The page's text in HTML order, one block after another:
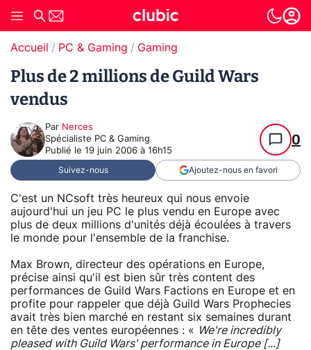
Accueil PC & Gaming Gaming
Plus de 2 millions de Guild Wars
vendus
Par Nerces
Spécialiste PC & Gaming
Publié le 19 juin 2006 à 16h15
0
Suivez-nous Ajoutez-nous en favori
C'est un NCsoft très heureux qui nous envoie
aujourd'hui un jeu PC le plus vendu en Europe avec
plus de deux millions d'unités déjà écoulées à travers
le monde pour l'ensemble de la franchise.
Max Brown, directeur des opérations en Europe,
précise ainsi qu'il est bien sûr très content des
performances de Guild Wars Factions en Europe et en
profite pour rappeler que déjà Guild Wars Prophecies
avait très bien marché en restant six semaines durant
en tête des ventes européennes : « We're incredibly
pleased with Guild Wars' performance in Europe [...]